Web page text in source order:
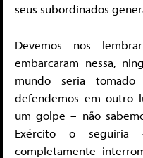
seus subordinados
Devemos nos
embarcaram nessa,
mundo seria
defendemos em outro
um golpe – não
Exército o
completamente